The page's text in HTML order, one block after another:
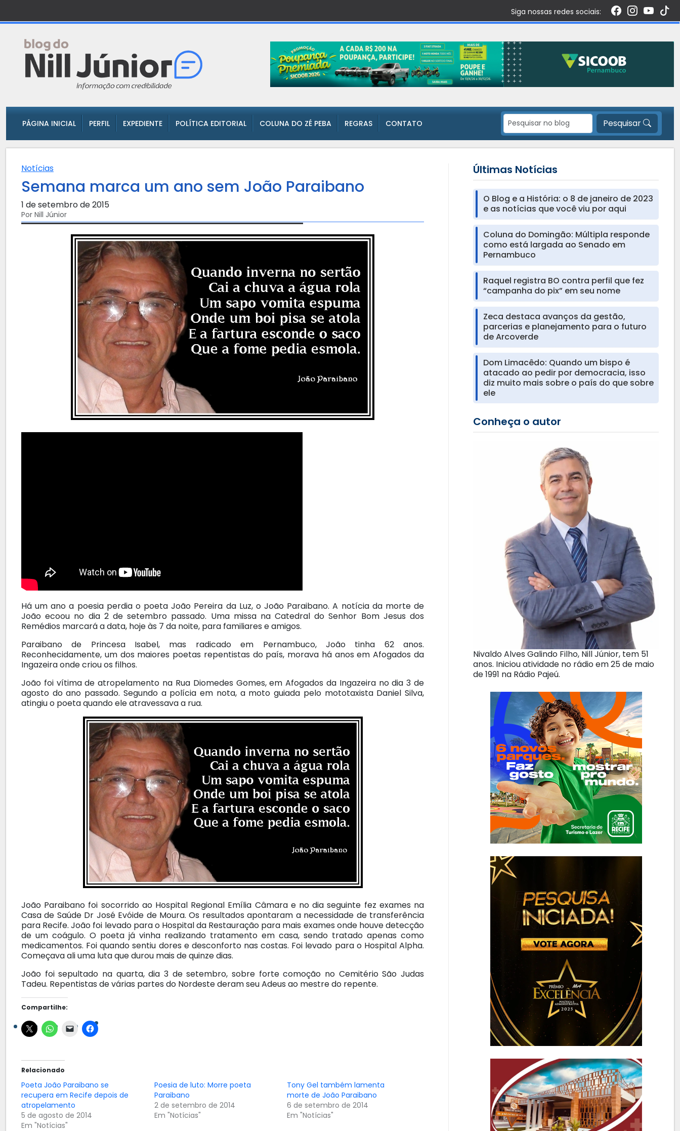
Siga nossas redes sociais:
PÁGINA INICIAL PERFIL EXPEDIENTE POLÍTICA EDITORIAL COLUNA DO ZÉ PEBA REGRAS CONTATO Pesquisar
Notícias
Semana marca um ano sem João Paraibano
1 de setembro de 2015
Por Nill Júnior
Há um ano a poesia perdia o poeta João Pereira da Luz, o João Paraibano. A notícia da morte de
João ecoou no dia 2 de setembro passado. Uma missa na Catedral do Senhor Bom Jesus dos
Remédios marcará a data, hoje às 7 da noite, para familiares e amigos.
Paraibano de Princesa Isabel, mas radicado em Pernambuco, João tinha 62 anos.
Reconhecidamente, um dos maiores poetas repentistas do país, morava há anos em Afogados da
Ingazeira onde criou os filhos.
João foi vítima de atropelamento na Rua Diomedes Gomes, em Afogados da Ingazeira no dia 3 de
agosto do ano passado. Segundo a polícia em nota, a moto guiada pelo mototaxista Daniel Silva,
atingiu o poeta quando ele atravessava a rua.
João Paraibano foi socorrido ao Hospital Regional Emília Câmara e no dia seguinte fez exames na
Casa de Saúde Dr José Evóide de Moura. Os resultados apontaram a necessidade de transferência
para Recife. João foi levado para o Hospital da Restauração para mais exames onde houve detecção
de um coágulo. O poeta já vinha realizando tratamento em casa, sendo tratado apenas como
medicamentos. Foi quando sentiu dores e desconforto nas costas. Foi levado para o Hospital Alpha.
Começava ali uma luta que durou mais de quinze dias.
João foi sepultado na quarta, dia 3 de setembro, sobre forte comoção no Cemitério São Judas
Tadeu. Repentistas de várias partes do Nordeste deram seu Adeus ao mestre do repente.
Compartilhe:
Relacionado
Poeta João Paraibano se
recupera em Recife depois de
atropelamento
5 de agosto de 2014
Em "Notícias"
Poesia de luto: Morre poeta
Paraibano
2 de setembro de 2014
Em "Notícias"
Tony Gel também lamenta
morte de João Paraibano
6 de setembro de 2014
Em "Notícias"
Últimas Notícias
O Blog e a História: o 8 de janeiro de 2023
e as notícias que você viu por aqui
Coluna do Domingão: Múltipla responde
como está largada ao Senado em
Pernambuco
Raquel registra BO contra perfil que fez
“campanha do pix” em seu nome
Zeca destaca avanços da gestão,
parcerias e planejamento para o futuro
de Arcoverde
Dom Limacêdo: Quando um bispo é
atacado ao pedir por democracia, isso
diz muito mais sobre o país do que sobre
ele
Conheça o autor
Nivaldo Alves Galindo Filho, Nill Júnior, tem 51
anos. Iniciou atividade no rádio em 25 de maio
de 1991 na Rádio Pajeú.